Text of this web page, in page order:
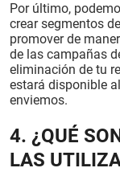
Por último,
crear segmentos
promover de
de las campañas
eliminación de tu
estará disponible
enviemos.
4. ¿QUÉ
LAS